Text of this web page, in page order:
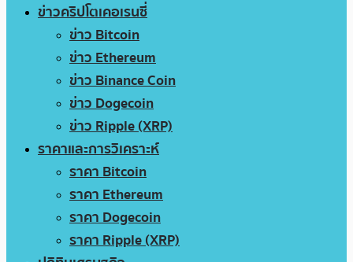
ข่าวคริปโตเคอเรนซี่
ข่าว Bitcoin
ข่าว Ethereum
ข่าว Binance Coin
ข่าว Dogecoin
ข่าว Ripple (XRP)
ราคาและการวิเคราะห์
ราคา Bitcoin
ราคา Ethereum
ราคา Dogecoin
ราคา Ripple (XRP)